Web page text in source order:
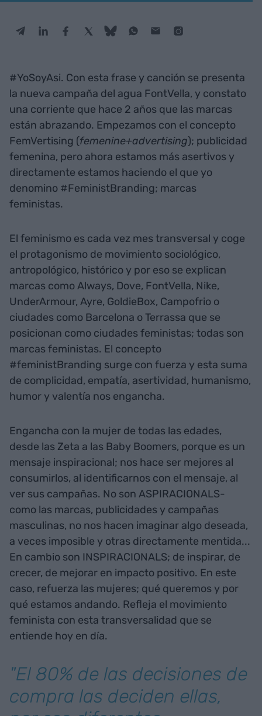
#YoSoyAsi. Con esta frase y canción se presenta
la nueva campaña del agua FontVella, y constato
una corriente que hace 2 años que las marcas
están abrazando. Empezamos con el concepto
FemVertising (femenine+advertising); publicidad
femenina, pero ahora estamos más asertivos y
directamente estamos haciendo el que yo
denomino #FeministBranding; marcas
feministas.
El feminismo es cada vez mes transversal y coge
el protagonismo de movimiento sociológico,
antropológico, histórico y por eso se explican
marcas como Always, Dove, FontVella, Nike,
UnderArmour, Ayre, GoldieBox, Campofrio o
ciudades como Barcelona o Terrassa que se
posicionan como ciudades feministas; todas son
marcas feministas. El concepto
#feministBranding surge con fuerza y esta suma
de complicidad, empatía, asertividad, humanismo,
humor y valentía nos engancha.
Engancha con la mujer de todas las edades,
desde las Zeta a las Baby Boomers, porque es un
mensaje inspiracional; nos hace ser mejores al
consumirlos, al identificarnos con el mensaje, al
ver sus campañas. No son ASPIRACIONALS-
como las marcas, publicidades y campañas
masculinas, no nos hacen imaginar algo deseada,
a veces imposible y otras directamente mentida...
En cambio son INSPIRACIONALS; de inspirar, de
crecer, de mejorar en impacto positivo. En este
caso, refuerza las mujeres; qué queremos y por
qué estamos andando. Refleja el movimiento
feminista con esta transversalidad que se
entiende hoy en día.
"El 80% de las decisiones de
compra las deciden ellas,